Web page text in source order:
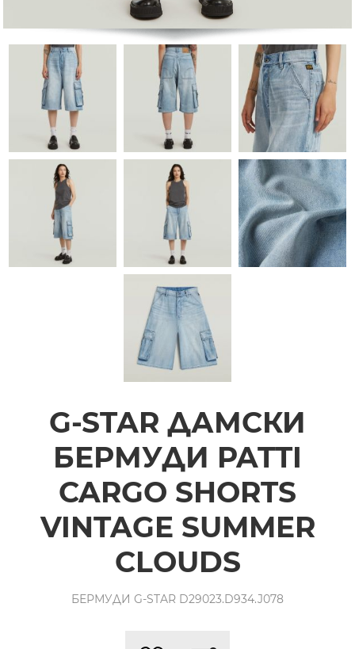
G-STAR ДАМСКИ
БЕРМУДИ PATTI
CARGO SHORTS
VINTAGE SUMMER
CLOUDS
БЕРМУДИ G-STAR D29023.D934.J078